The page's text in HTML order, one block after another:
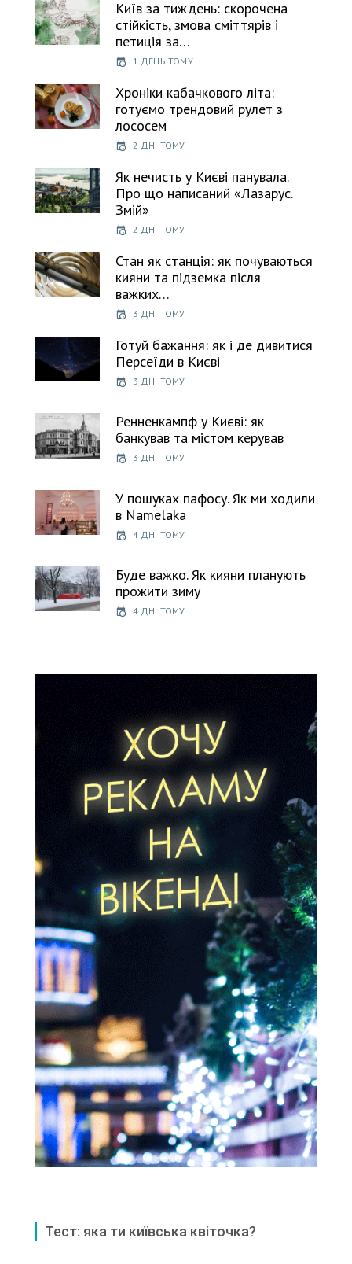
Київ за тиждень: скорочена
стійкість, змова сміттярів і
петиція за…
1 ДЕНЬ ТОМУ
Хроніки кабачкового літа:
готуємо трендовий рулет з
лососем
2 ДНІ ТОМУ
Як нечисть у Києві панувала.
Про що написаний «Лазарус.
Змій»
2 ДНІ ТОМУ
Стан як станція: як почуваються
кияни та підземка після
важких…
3 ДНІ ТОМУ
Готуй бажання: як і де дивитися
Персеїди в Києві
3 ДНІ ТОМУ
Ренненкампф у Києві: як
банкував та містом керував
3 ДНІ ТОМУ
У пошуках пафосу. Як ми ходили
в Namelaka
4 ДНІ ТОМУ
Буде важко. Як кияни планують
прожити зиму
4 ДНІ ТОМУ
Тест: яка ти київська квіточка?